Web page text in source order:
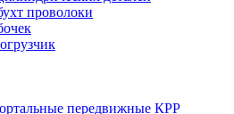
проволоки
передвижные КРР